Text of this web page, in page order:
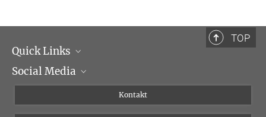
TOP
Quick Links
Institutsleitung
Social Media
Kontakt